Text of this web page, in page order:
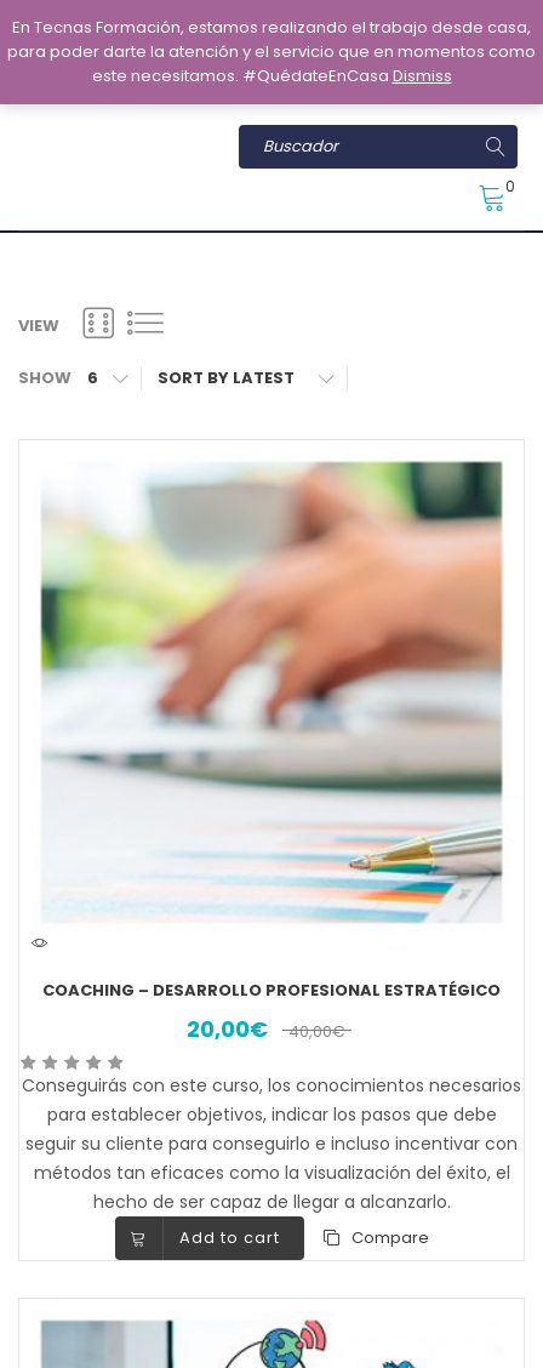
0
VIEW
SHOW 6
COACHING – DESARROLLO PROFESIONAL ESTRATÉGICO
20,00€ 40,00€
Conseguirás con este curso, los conocimientos necesarios
para establecer objetivos, indicar los pasos que debe
seguir su cliente para conseguirlo e incluso incentivar con
métodos tan eficaces como la visualización del éxito, el
hecho de ser capaz de llegar a alcanzarlo.
Add to cart Compare
En Tecnas Formación, estamos realizando el trabajo desde casa,
para poder darte la atención y el servicio que en momentos como
este necesitamos. #QuédateEnCasa Dismiss